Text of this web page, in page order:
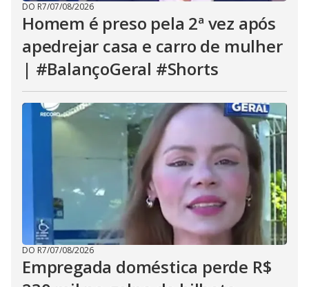
DO R7/07/08/2026
Homem é preso pela 2ª vez após
apedrejar casa e carro de mulher
| #BalançoGeral #Shorts
DO R7/07/08/2026
Empregada doméstica perde R$